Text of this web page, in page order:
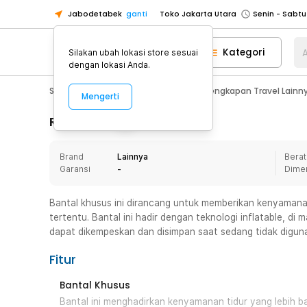
Jabodetabek ganti Toko Jakarta Utara
Toko Tangerang
Toko Cikupa
Pick n Go Jakarta Barat
Senin -
Pick n Go Bekasi
Senin - Jumat
Senin - Jumat
Senin -
Senin -
Toko Tangerang
Toko Cikupa
Pick n Go Jakarta Barat
Senin -
Kategori
Sport & Outdoor Perlengkapan Travel
Rincian Produk
Brand
Lainnya
Garansi
-
Bantal khusus ini dirancang untuk memberikan
tertentu. Bantal ini hadir dengan teknologi inflatable, di
dapat dikempeskan dan disimpan saat sedang tidak
Fitur
Bantal Khusus
Bantal ini menghadirkan kenyamanan tidur yang lebih
Silakan ubah lokasi store sesuai
dengan lokasi Anda.
Mengerti